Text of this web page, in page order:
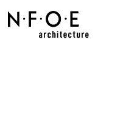
Aller à la navigation
Aller au contenu